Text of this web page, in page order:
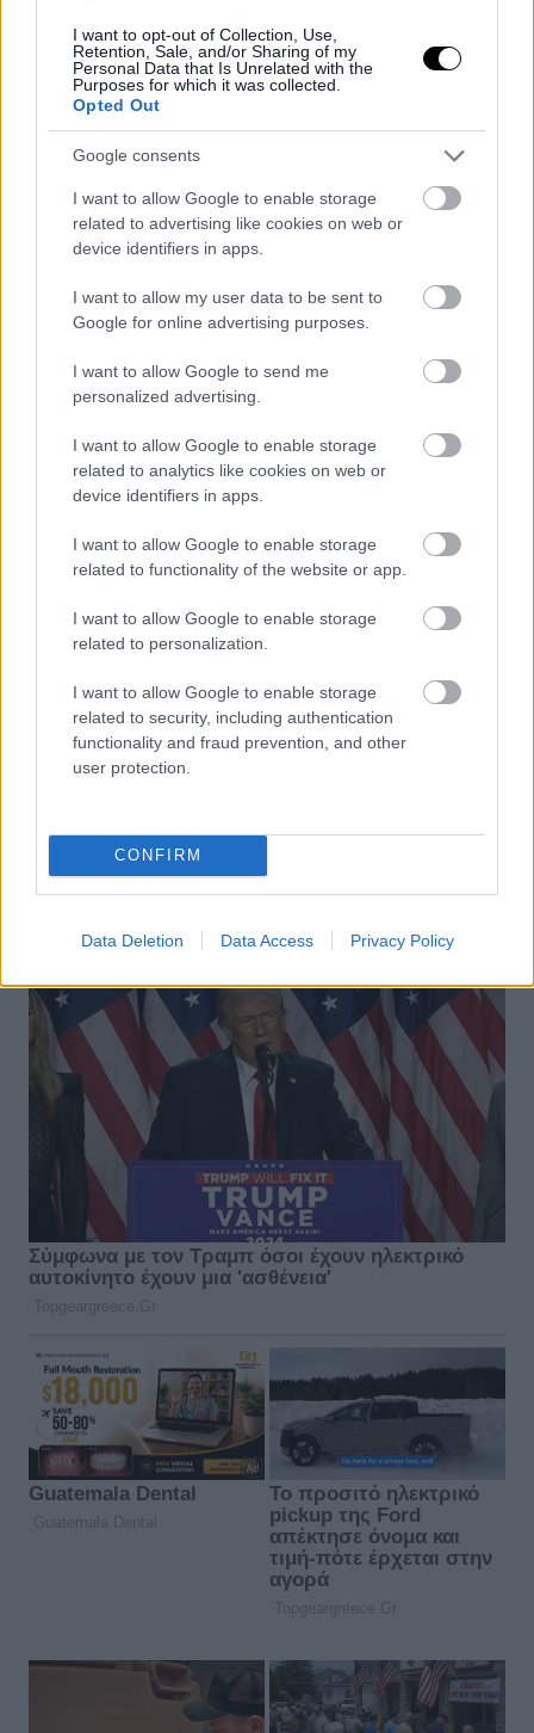
I want to opt-out of Collection, Use,
Retention, Sale, and/or Sharing of my
Personal Data that Is Unrelated with the
Purposes for which it was collected.
Opted Out
Google consents
I want to allow Google to enable storage
related to advertising like cookies on web or
device identifiers in apps.
I want to allow my user data to be sent to
Google for online advertising purposes.
I want to allow Google to send me
personalized advertising.
I want to allow Google to enable storage
related to analytics like cookies on web or
device identifiers in apps.
I want to allow Google to enable storage
related to functionality of the website or app.
I want to allow Google to enable storage
related to personalization.
I want to allow Google to enable storage
related to security, including authentication
functionality and fraud prevention, and other
user protection.
CONFIRM
Data Deletion Data Access Privacy Policy